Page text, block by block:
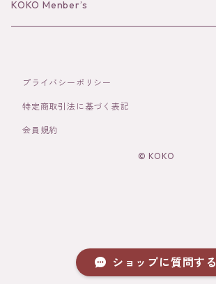
ショップに質問する
Bracelet／Bangle
Brooch
Hair Accessories
Hat
Socks
KOKO Menber’s
プライバシーポリシー
特定商取引法に基づく表記
会員規約
© KOKO